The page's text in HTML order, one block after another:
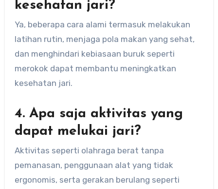
kesehatan jari?
Ya, beberapa cara alami termasuk melakukan
latihan rutin, menjaga pola makan yang sehat,
dan menghindari kebiasaan buruk seperti
merokok dapat membantu meningkatkan
kesehatan jari.
4. Apa saja aktivitas yang
dapat melukai jari?
Aktivitas seperti olahraga berat tanpa
pemanasan, penggunaan alat yang tidak
ergonomis, serta gerakan berulang seperti